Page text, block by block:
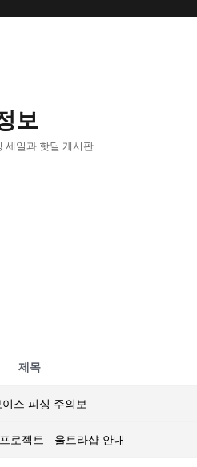
보
세일과 핫딜 게시판
제목
스 피싱 주의보
로젝트 - 울트라샵 안내